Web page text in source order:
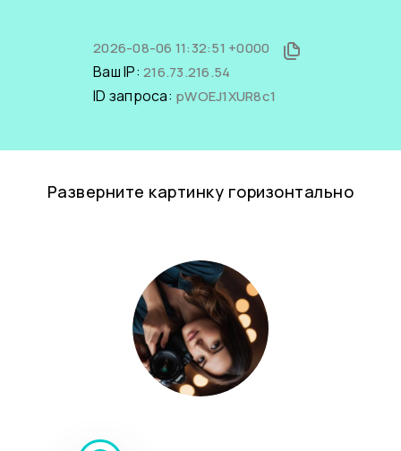
2026-08-06 11:32:51 +0000
Ваш IP: 216.73.216.54
ID запроса: pWOEJ1XUR8c1
Разверните картинку горизонтально